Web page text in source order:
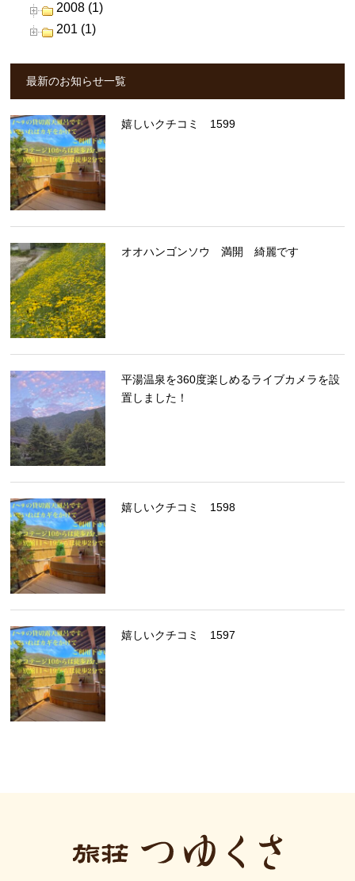
2008 (1)
201 (1)
最新のお知らせ一覧
嬉しいクチコミ 1599
オオハンゴンソウ 満開 綺麗です
平湯温泉を360度楽しめるライブカメラを設
置しました！
嬉しいクチコミ 1598
嬉しいクチコミ 1597